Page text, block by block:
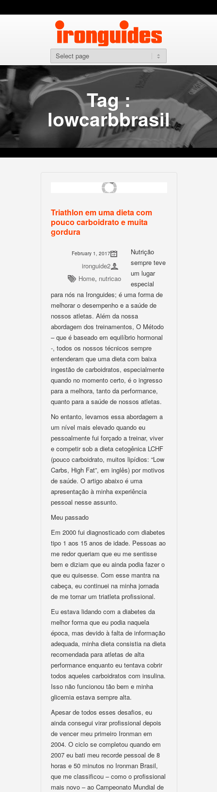
Tag :
lowcarbbrasil
Triathlon em uma dieta com
pouco carboidrato e muita
gordura
February 1, 2017
ironguide2
Home, nutricao
Nutrição
sempre teve
um lugar
especial
para nós na Ironguides; é uma forma de
melhorar o desempenho e a saúde de
nossos atletas. Além da nossa
abordagem dos treinamentos, O Método
– que é baseado em equilíbrio hormonal
-, todos os nossos técnicos sempre
entenderam que uma dieta com baixa
ingestão de carboidratos, especialmente
quando no momento certo, é o ingresso
para a melhora, tanto da performance,
quanto para a saúde de nossos atletas.
No entanto, levamos essa abordagem a
um nível mais elevado quando eu
pessoalmente fui forçado a treinar, viver
e competir sob a dieta cetogênica LCHF
(pouco carboidrato, muitos lipídios: “Low
Carbs, High Fat”, em inglês) por motivos
de saúde. O artigo abaixo é uma
apresentação à minha experiência
pessoal nesse assunto.
Meu passado
Em 2000 fui diagnosticado com diabetes
tipo 1 aos 15 anos de idade. Pessoas ao
me redor queriam que eu me sentisse
bem e diziam que eu ainda podia fazer o
que eu quisesse. Com esse mantra na
cabeça, eu continuei na minha jornada
de me tornar um triatleta profissional.
Eu estava lidando com a diabetes da
melhor forma que eu podia naquela
época, mas devido à falta de informação
adequada, minha dieta consistia na dieta
recomendada para atletas de alta
performance enquanto eu tentava cobrir
todos aqueles carboidratos com insulina.
Isso não funcionou tão bem e minha
glicemia estava sempre alta.
Apesar de todos esses desafios, eu
ainda consegui virar profissional depois
de vencer meu primeiro Ironman em
2004. O ciclo se completou quando em
2007 eu bati meu recorde pessoal de 8
horas e 50 minutos no Ironman Brasil,
que me classificou – como o profissional
mais novo – ao Campeonato Mundial de